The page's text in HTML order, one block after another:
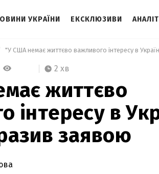
УКРАЇНИ ЕКСКЛЮЗИВИ
2 хв
життєво
інтересу в
заявою